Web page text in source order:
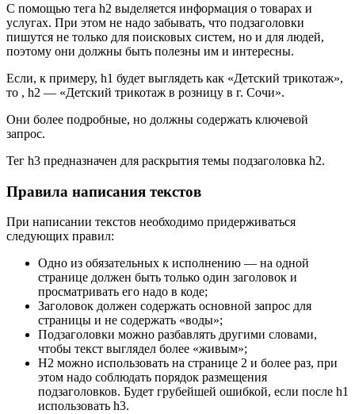
С помощью тега h2 выделяется информация о товарах и
услугах. При этом не надо забывать, что подзаголовки
пишутся не только для поисковых систем, но и для людей,
поэтому они должны быть полезны им и интересны.
Если, к примеру, h1 будет выглядеть как «Детский трикотаж»,
то , h2 — «Детский трикотаж в розницу в г. Сочи».
Они более подробные, но должны содержать ключевой
запрос.
Тег h3 предназначен для раскрытия темы подзаголовка h2.
Правила написания текстов
При написании текстов необходимо придерживаться
следующих правил:
Одно из обязательных к исполнению — на одной
странице должен быть только один заголовок и
просматривать его надо в коде;
Заголовок должен содержать основной запрос для
страницы и не содержать «воды»;
Подзаголовки можно разбавлять другими словами,
чтобы текст выглядел более «живым»;
H2 можно использовать на странице 2 и более раз, при
этом надо соблюдать порядок размещения
подзаголовков. Будет грубейшей ошибкой, если после h1
использовать h3.